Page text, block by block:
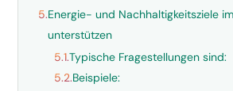
5.Energie- und Nachhaltigkeitsziele
unterstützen
5.1.Typische Fragestellungen sind:
5.2.Beispiele: